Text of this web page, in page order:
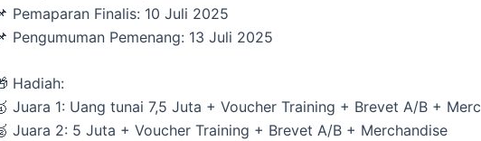
Pemaparan Finalis: 10 Juli 2025
Pengumuman Pemenang: 13 Juli 2025
Hadiah:
Juara 1: Uang tunai 7,5 Juta + Voucher Training + Brevet A/B +
Juara 2: 5 Juta + Voucher Training + Brevet A/B + Merchandise